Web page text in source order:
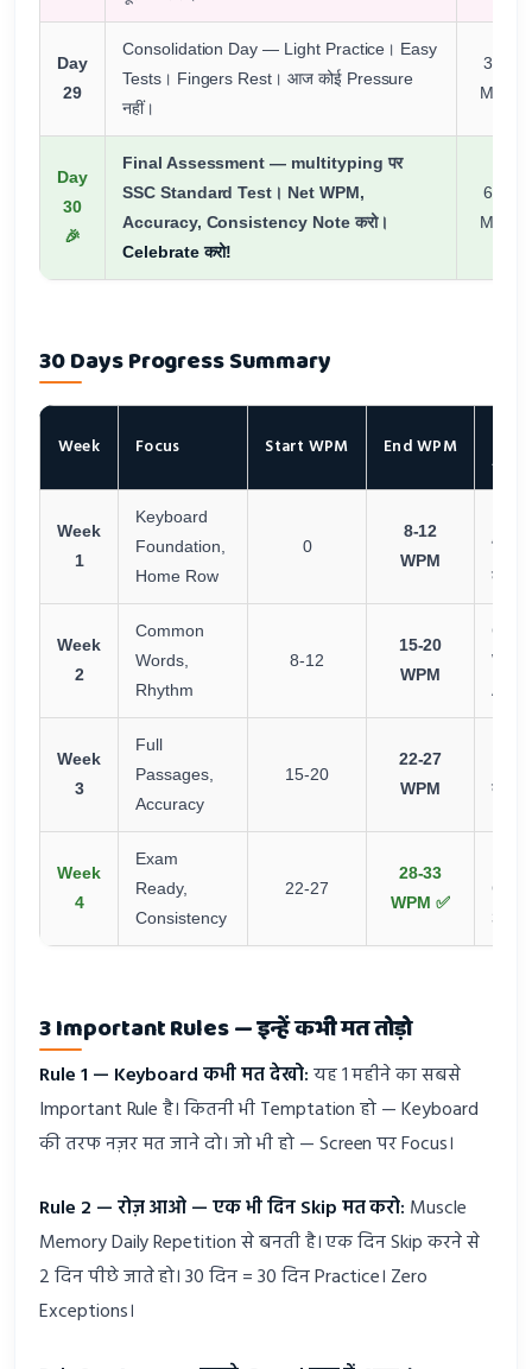
Day
29
Consolidation Day — Light Practice। Easy
Tests। Fingers Rest। आज कोई Pressure
नहीं।
30
Min
Day
30
🎉
Final Assessment — multityping पर
SSC Standard Test। Net WPM,
Accuracy, Consistency Note करो।
Celebrate करो!
60
Min
30 Days Progress Summary
Week Focus Start WPM End WPM
Week
1
Keyboard
Foundation,
Home Row
0
8-12
WPM
बिना
करना
Week
2
Common
Words,
Rhythm
8-12
15-20
WPM
Week
3
Full
Passages,
Accuracy
15-20
22-27
WPM
देना
Week
4
Exam
Ready,
Consistency
22-27
28-33
WPM ✅
30
3 Important Rules — इन्हें कभी मत तोड़ो
Rule 1 — Keyboard कभी मत देखो:यह 1 महीने का सबसे
Important Rule है। कितनी भी Temptation हो — Keyboard
की तरफ नज़र मत जाने दो। जो भी हो — Screen पर Focus।
Rule 2 — रोज़ आओ — एक भी दिन Skip मत करो: Muscle
Memory Daily Repetition से बनती है। एक दिन Skip करने से
2 दिन पीछे जाते हो। 30 दिन = 30 दिन Practice। Zero
Exceptions।